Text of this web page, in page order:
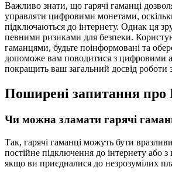
Важливо знати, що гарячі гаманці
управляти цифровими монетами,
підключаються до інтернету. Однак ця
певними ризиками для безпеки.
гаманцями, будьте поінформовані та
допоможе вам поводитися з цифровими
покращить ваш загальний досвід
Поширені запитання про
Чи можна зламати гарячі
Так, гарячі гаманці можуть бути
постійне підключення до інтернету або
якщо ви приєдналися до незрозумілих